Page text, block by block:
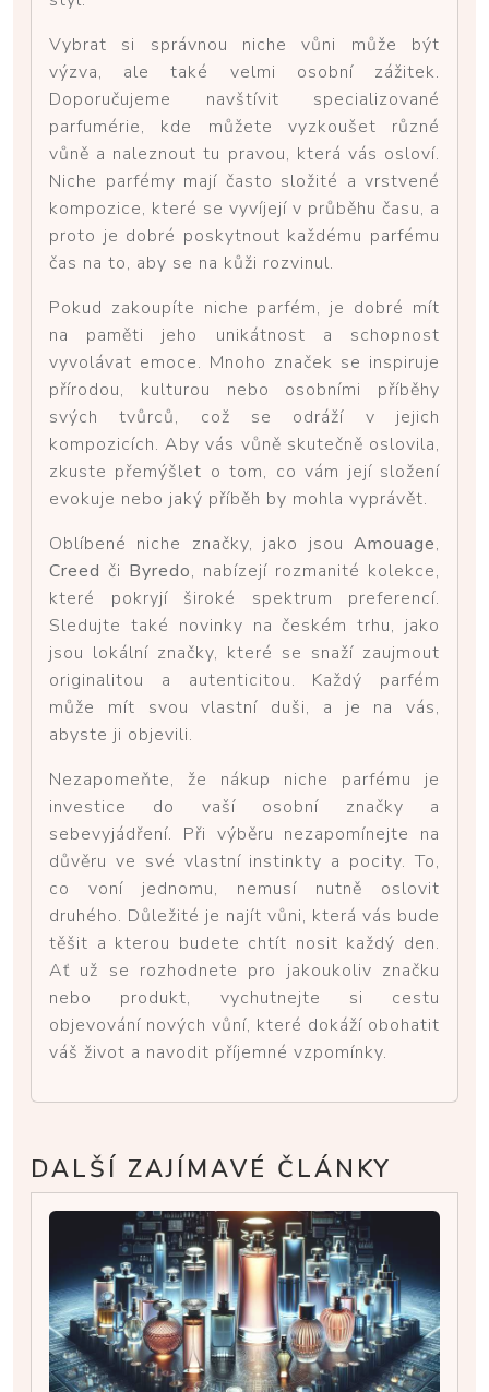
Vybrat si správnou niche vůni může být
výzva, ale také velmi osobní zážitek.
Doporučujeme navštívit specializované
parfumérie, kde můžete vyzkoušet různé
vůně a naleznout tu pravou, která vás osloví.
Niche parfémy mají často složité a vrstvené
kompozice, které se vyvíjejí v průběhu času, a
proto je dobré poskytnout každému parfému
čas na to, aby se na kůži rozvinul.
Pokud zakoupíte niche parfém, je dobré mít
na paměti jeho unikátnost a schopnost
vyvolávat emoce. Mnoho značek se inspiruje
přírodou, kulturou nebo osobními příběhy
svých tvůrců, což se odráží v jejich
kompozicích. Aby vás vůně skutečně oslovila,
zkuste přemýšlet o tom, co vám její složení
evokuje nebo jaký příběh by mohla vyprávět.
Oblíbené niche značky, jako jsou Amouage,
Creed či Byredo, nabízejí rozmanité kolekce,
které pokryjí široké spektrum preferencí.
Sledujte také novinky na českém trhu, jako
jsou lokální značky, které se snaží zaujmout
originalitou a autenticitou. Každý parfém
může mít svou vlastní duši, a je na vás,
abyste ji objevili.
Nezapomeňte, že nákup niche parfému je
investice do vaší osobní značky a
sebevyjádření. Při výběru nezapomínejte na
důvěru ve své vlastní instinkty a pocity. To,
co voní jednomu, nemusí nutně oslovit
druhého. Důležité je najít vůni, která vás bude
těšit a kterou budete chtít nosit každý den.
Ať už se rozhodnete pro jakoukoliv značku
nebo produkt, vychutnejte si cestu
objevování nových vůní, které dokáží obohatit
váš život a navodit příjemné vzpomínky.
DALŠÍ ZAJÍMAVÉ ČLÁNKY